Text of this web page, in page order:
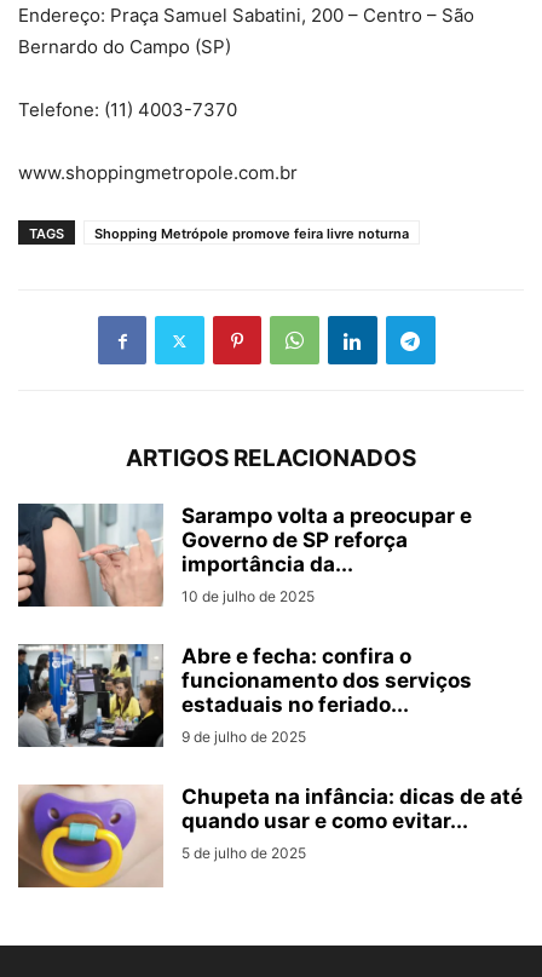
Endereço: Praça Samuel Sabatini, 200 – Centro – São
Bernardo do Campo (SP)
Telefone: (11) 4003-7370
www.shoppingmetropole.com.br
TAGS Shopping Metrópole promove feira livre noturna
ARTIGOS RELACIONADOS
Sarampo volta a preocupar e
Governo de SP reforça
importância da...
10 de julho de 2025
Abre e fecha: confira o
funcionamento dos serviços
estaduais no feriado...
9 de julho de 2025
Chupeta na infância: dicas de até
quando usar e como evitar...
5 de julho de 2025